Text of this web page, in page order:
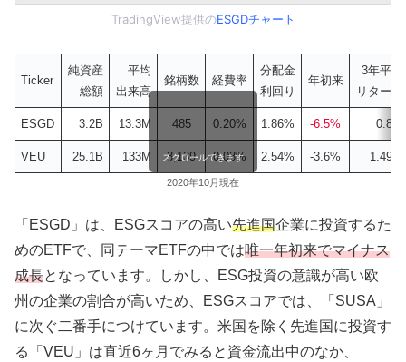
TradingView提供のESGDチャート
Ticker
純資産
総額
平均
出来高
銘柄数 経費率
分配金
利回り
年初来
3年平均
リターン
ESGD 3.2B 13.3M 485 0.20% 1.86% -6.5% 0.8%
VEU 25.1B 133M 3,139 0.08% 2.54% -3.6% 1.49%
スクロールできます
2020年10月現在
「ESGD」は、ESGスコアの高い先進国企業に投資するた
めのETFで、同テーマETFの中では唯一年初来でマイナス
成長となっています。しかし、ESG投資の意識が高い欧
州の企業の割合が高いため、ESGスコアでは、「SUSA」
に次ぐ二番手につけています。米国を除く先進国に投資す
る「VEU」は直近6ヶ月でみると資金流出中のなか、